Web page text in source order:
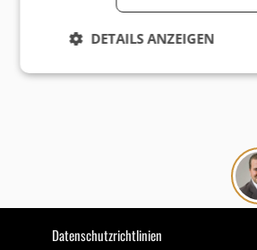
Datenschutzrichtlinien
DETAILS ANZEIGEN